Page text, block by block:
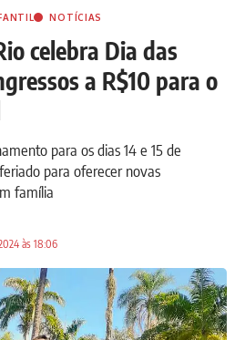
NOTÍCIAS
celebra Dia das
a R$10 para o
para os dias 14 e 15 de
para oferecer novas
família
às 18:06